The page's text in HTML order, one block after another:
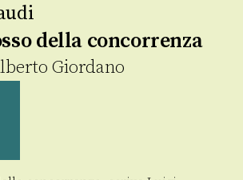
della concorrenza
Giordano